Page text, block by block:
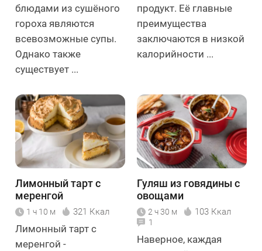
блюдами из сушёного
гороха являются
всевозможные супы.
Однако также
существует ...
продукт. Её главные
преимущества
заключаются в низкой
калорийности ...
Лимонный тарт с
меренгой
1 ч 10 м 321 Ккал
Лимонный тарт с
меренгой -
Гуляш из говядины с
овощами
2 ч 30 м 103 Ккал
1
Наверное, каждая